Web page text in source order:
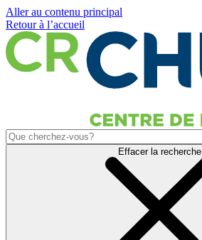
Aller au contenu principal
Retour à l’accueil
Effacer la recherche